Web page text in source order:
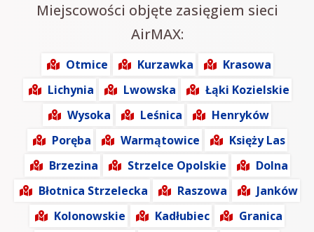
Miejscowości objęte zasięgiem sieci
AirMAX:
Otmice Kurzawka
Krasowa
Lichynia
Lwowska
Łąki Kozielskie
Wysoka
Leśnica
Henryków
Poręba
Warmątowice
Księży Las
Brzezina
Strzelce Opolskie
Dolna
Błotnica Strzelecka
Raszowa
Janków
Kolonowskie
Kadłubiec
Granica